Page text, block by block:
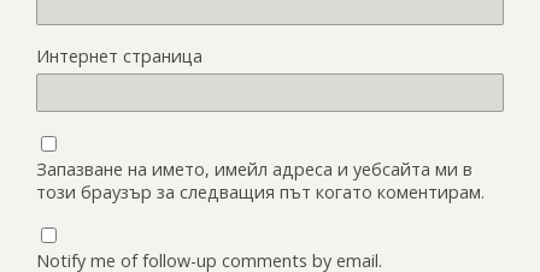
Интернет страница
Запазване на името, имейл адреса и уебсайта ми в
този браузър за следващия път когато коментирам.
Notify me of follow-up comments by email.